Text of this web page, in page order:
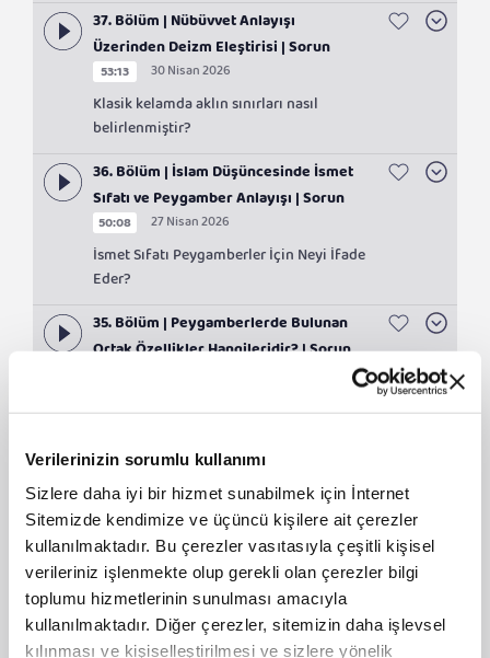
Verilerinizin sorumlu kullanımı
Sizlere daha iyi bir hizmet sunabilmek için İnternet
Sitemizde kendimize ve üçüncü kişilere ait çerezler
kullanılmaktadır. Bu çerezler vasıtasıyla çeşitli kişisel
verileriniz işlenmekte olup gerekli olan çerezler bilgi
toplumu hizmetlerinin sunulması amacıyla
kullanılmaktadır. Diğer çerezler, sitemizin daha işlevsel
kılınması ve kişiselleştirilmesi ve sizlere yönelik
37. Bölüm | Nübüvvet Anlayışı
Üzerinden Deizm Eleştirisi | Sorun
Kalmasın
53:13 30 Nisan 2026
Klasik kelamda aklın sınırları nasıl
belirlenmiştir?
36. Bölüm | İslam Düşüncesinde İsmet
Sıfatı ve Peygamber Anlayışı | Sorun
Kalmasın
50:08 27 Nisan 2026
İsmet Sıfatı Peygamberler İçin Neyi İfade
Eder?
35. Bölüm | Peygamberlerde Bulunan
Ortak Özellikler Hangileridir? | Sorun
Peygamberlerin özellikleri doğuştan mı
34. Bölüm | Kelam İlminde
"Peygamberliğin Sona Ermesi" Konusu |
Sorun Kalmasın
49:13 10 Nisan 2026
Kur'an'da Hz. Muhammed'in son
peygamber olduğuna işaret eden ayetler
33. Bölüm | Kur'an'ın İ'câz Yönleri ve